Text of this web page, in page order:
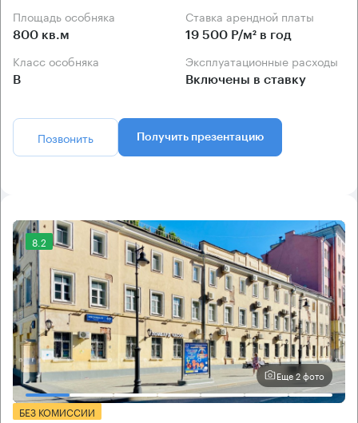
Площадь особняка
800 кв.м
Ставка арендной платы
19 500 Р/м² в год
Класс особняка
B
Эксплуатационные расходы
Включены в ставку
Позвонить Получить презентацию
8.2
Еще 2 фото
БЕЗ КОМИССИИ